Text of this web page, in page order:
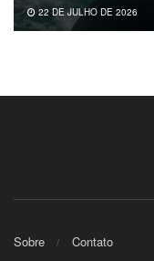
22 DE JULHO DE 2026
Sobre Contato